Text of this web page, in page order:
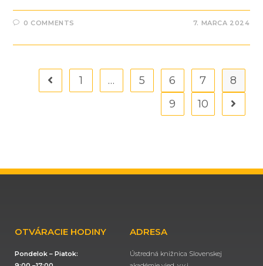
0 COMMENTS 7. MARCA 2024
1 … 5 6 7
8
9
10
OTVÁRACIE HODINY
Pondelok – Piatok:
ADRESA
Ústredná knižnica Slovenskej